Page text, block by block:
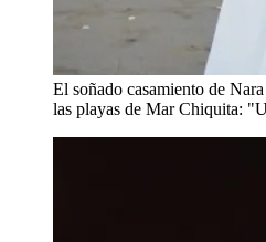
El soñado casamiento de
las playas de Mar Chiquita: